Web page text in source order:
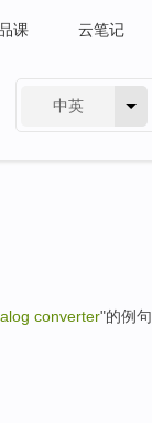
课 云笔记
中英
converter"的例